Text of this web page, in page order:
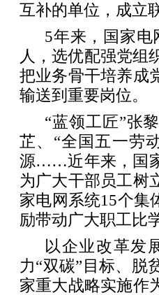
互补的单位，成
5年来，国家电
人，选优配强党组
把业务骨干培养成
输送到重要岗位。
“蓝领工匠”张
芷、“全国五一劳
源……近年来，国
为广大干部员工树
家电网系统15个集
励带动广大职工比
以企业改革发
力“双碳”目标、脱
家重大战略实施作